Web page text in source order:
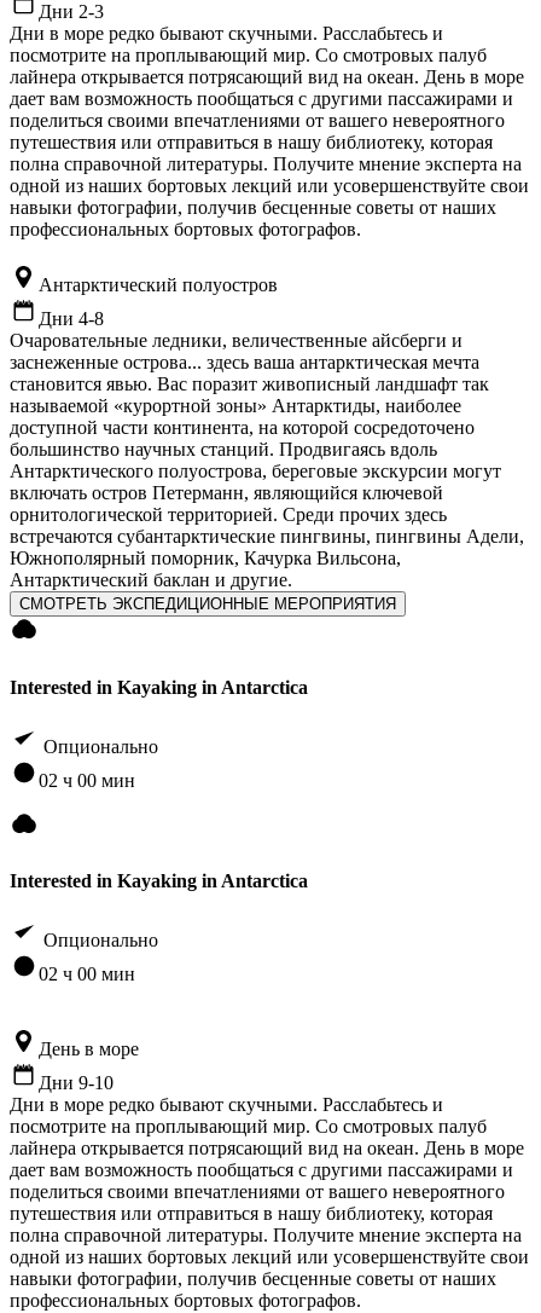
Дни 2-3
Дни в море редко бывают скучными. Расслабьтесь и
посмотрите на проплывающий мир. Со смотровых палуб
лайнера открывается потрясающий вид на океан. День в море
дает вам возможность пообщаться с другими пассажирами и
поделиться своими впечатлениями от вашего невероятного
путешествия или отправиться в нашу библиотеку, которая
полна справочной литературы. Получите мнение эксперта на
одной из наших бортовых лекций или усовершенствуйте свои
навыки фотографии, получив бесценные советы от наших
профессиональных бортовых фотографов.
Антарктический полуостров
Дни 4-8
Очаровательные ледники, величественные айсберги и
заснеженные острова... здесь ваша антарктическая мечта
становится явью. Вас поразит живописный ландшафт так
называемой «курортной зоны» Антарктиды, наиболее
доступной части континента, на которой сосредоточено
большинство научных станций. Продвигаясь вдоль
Антарктического полуострова, береговые экскурсии могут
включать остров Петерманн, являющийся ключевой
орнитологической территорией. Среди прочих здесь
встречаются cубантарктические пингвины, пингвины Адели,
Южнополярный поморник, Качурка Вильсона,
Антарктический баклан и другие.
СМОТРЕТЬ ЭКСПЕДИЦИОННЫЕ МЕРОПРИЯТИЯ
Interested in Kayaking in Antarctica
Опционально
02 ч 00 мин
Interested in Kayaking in Antarctica
Опционально
02 ч 00 мин
День в море
Дни 9-10
Дни в море редко бывают скучными. Расслабьтесь и
посмотрите на проплывающий мир. Со смотровых палуб
лайнера открывается потрясающий вид на океан. День в море
дает вам возможность пообщаться с другими пассажирами и
поделиться своими впечатлениями от вашего невероятного
путешествия или отправиться в нашу библиотеку, которая
полна справочной литературы. Получите мнение эксперта на
одной из наших бортовых лекций или усовершенствуйте свои
навыки фотографии, получив бесценные советы от наших
профессиональных бортовых фотографов.